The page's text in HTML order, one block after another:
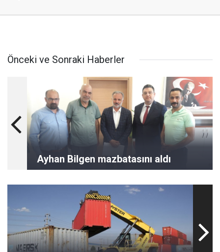
Önceki ve Sonraki Haberler
Ayhan Bilgen mazbatasını aldı